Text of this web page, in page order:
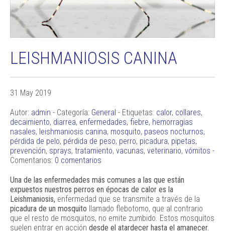
LEISHMANIOSIS CANINA
31 May 2019
Autor: admin - Categoría: General - Etiquetas: calor, collares,
decaimiento, diarrea, enfermedades, fiebre, hemorragias
nasales, leishmaniosis canina, mosquito, paseos nocturnos,
pérdida de pelo, pérdida de peso, perro, picadura, pipetas,
prevención, sprays, tratamiento, vacunas, veterinario, vómitos -
Comentarios: 0 comentarios
Una de las enfermedades más comunes a las que están
expuestos nuestros perros en épocas de calor es la
Leishmaniosis, enfermedad que se transmite a través de la
picadura de un mosquito llamado flebotomo, que al contrario
que el resto de mosquitos, no emite zumbido. Estos mosquitos
suelen entrar en acción desde el atardecer hasta el amanecer.